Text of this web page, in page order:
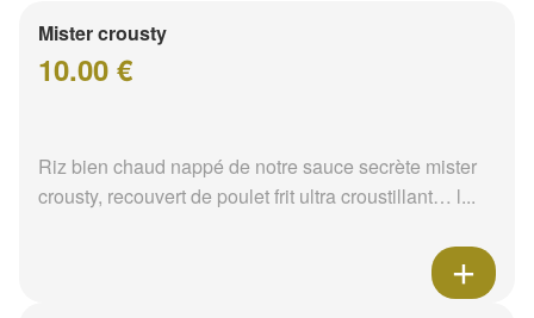
Mister crousty
10.00 €
Riz bien chaud nappé de notre sauce secrète mister
crousty, recouvert de poulet frit ultra croustillant… l...